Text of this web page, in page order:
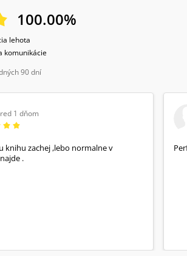
100.00%
lehota
komunikácie
90 dní
1 dňom
knihu zachej ,lebo normalne v
.